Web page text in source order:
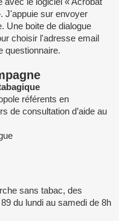
J'appuie sur envoyer
Une boite de dialogue
choisir l'adresse email
questionnaire.
référents en
de consultation d’aide au
sans tabac, des
du lundi au samedi de 8h